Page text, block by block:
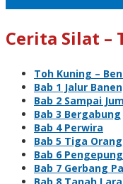
Cerita Silat –
Toh Kuning –
Bab 1 Jalur
Bab 2 Sampai
Bab 3 Bergabung
Bab 4 Perwira
Bab 5 Tiga Orang
Bab 6
Bab 7 Gerbang